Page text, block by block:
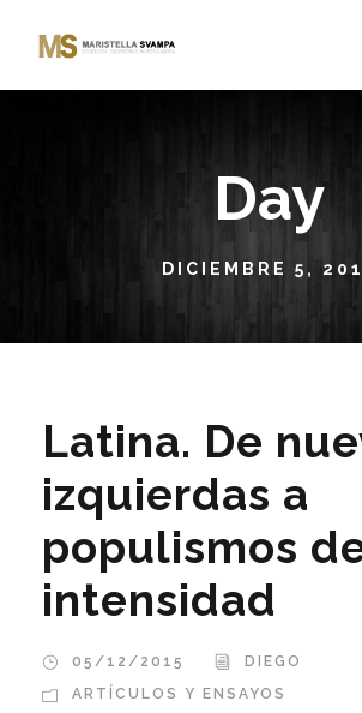
Day
DICIEMBRE 5,
Latina. De
izquierdas a
populismos
intensidad
05/12/2015
DIEGO
ARTÍCULOS Y ENSAYOS